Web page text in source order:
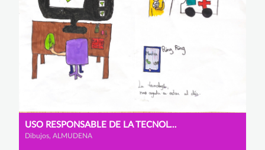
USO RESPONSABLE DE LA TECNOLOGÍA
Dibujos, ALMUDENA